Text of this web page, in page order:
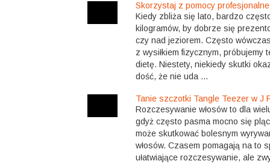
Skorzystaj z pomocy
Kiedy zbliża się lato, bardzo
kilogramów, by dobrze się
czy nad jeziorem. Często
z wysiłkiem fizycznym, próbujemy
dietę. Niestety, niekiedy skutki
dość, że nie uda ...
Tanie szczotki Tangle Teezer w J
Rozczesywanie włosów to dla
gdyż często pasma mocno się
może skutkować bolesnym
włosów. Czasem pomagają na to
ułatwiające rozczesywanie, ale